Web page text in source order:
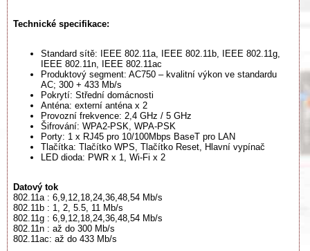
Technické specifikace:
Standard sítě: IEEE 802.11a, IEEE 802.11b, IEEE 802.11g,
IEEE 802.11n, IEEE 802.11ac
Produktový segment: AC750 – kvalitní výkon ve standardu
AC; 300 + 433 Mb/s
Pokrytí: Střední domácnosti
Anténa: externí anténa x 2
Provozní frekvence: 2,4 GHz / 5 GHz
Šifrování: WPA2-PSK, WPA-PSK
Porty: 1 x RJ45 pro 10/100Mbps BaseT pro LAN
Tlačítka: Tlačítko WPS, Tlačítko Reset, Hlavní vypínač
LED dioda: PWR x 1, Wi-Fi x 2
Datový tok
802.11a : 6,9,12,18,24,36,48,54 Mb/s
802.11b : 1, 2, 5.5, 11 Mb/s
802.11g : 6,9,12,18,24,36,48,54 Mb/s
802.11n : až do 300 Mb/s
802.11ac: až do 433 Mb/s